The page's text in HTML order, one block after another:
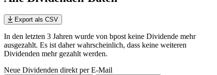
Export als CSV
In den letzten 3 Jahren wurde von bpost keine Dividende mehr
ausgezahlt. Es ist daher wahrscheinlich, dass keine weiteren
Dividenden mehr gezahlt werden.
Neue Dividenden direkt per E-Mail